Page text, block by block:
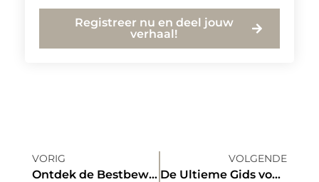
Registreer nu en deel jouw
verhaal!
VORIG
Ontdek de Bestbewaarde Geheimen van Dumpstore Enschede
VOLGENDE
De Ultieme Gids voor het Kiezen van een Dakdekker in Den Bosch